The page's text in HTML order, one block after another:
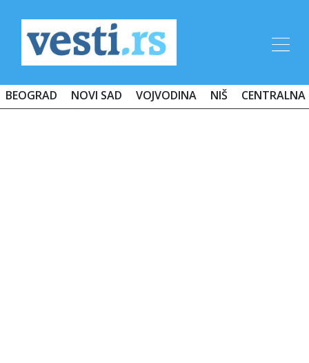
BEOGRAD NOVI SAD VOJVODINA NIŠ CENTRALNA